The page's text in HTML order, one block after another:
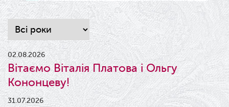
02.08.2026
Вітаємо Віталія Платова і Ольгу
Кононцеву!
31.07.2026